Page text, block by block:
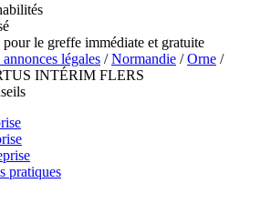
le greffe immédiate et gratuite
légales /Normandie /Orne /
INTÉRIM FLERS
pratiques